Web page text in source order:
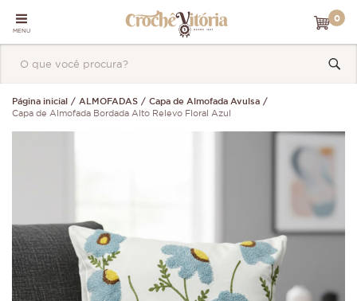
MENU
0
Página inicial ALMOFADAS
Capa de Almofada Avulsa
Capa de Almofada Bordada Alto Relevo Floral Azul